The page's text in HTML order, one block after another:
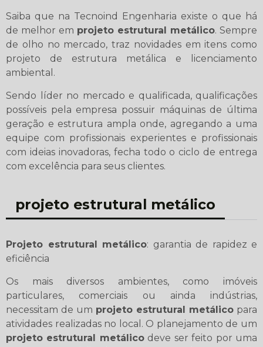
Saiba que na Tecnoind Engenharia existe o que há
de melhor em projeto estrutural metálico. Sempre
de olho no mercado, traz novidades em itens como
projeto de estrutura metálica e licenciamento
ambiental.
Sendo líder no mercado e qualificada, qualificações
possíveis pela empresa possuir máquinas de última
geração e estrutura ampla onde, agregando a uma
equipe com profissionais experientes e profissionais
com ideias inovadoras, fecha todo o ciclo de entrega
com excelência para seus clientes.
projeto estrutural metálico
Projeto estrutural metálico: garantia de rapidez e
eficiência
Os mais diversos ambientes, como imóveis
particulares, comerciais ou ainda indústrias,
necessitam de um projeto estrutural metálico para
atividades realizadas no local. O planejamento de um
projeto estrutural metálicodeve ser feito por uma